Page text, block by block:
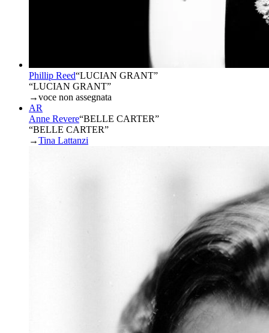
Phillip Reed“LUCIAN GRANT”
“LUCIAN GRANT”
→voce non assegnata
AR
Anne Revere“BELLE CARTER”
“BELLE CARTER”
→Tina Lattanzi